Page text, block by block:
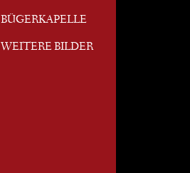
BÜGERKAPELLE
WEITERE BILDER